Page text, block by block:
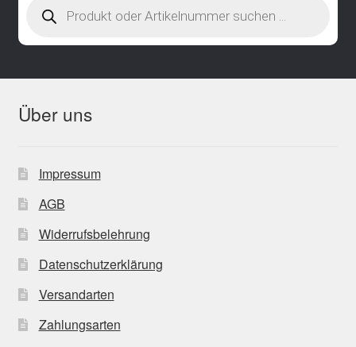
search
Über uns
Impressum
AGB
Widerrufsbelehrung
Datenschutzerklärung
Versandarten
Zahlungsarten